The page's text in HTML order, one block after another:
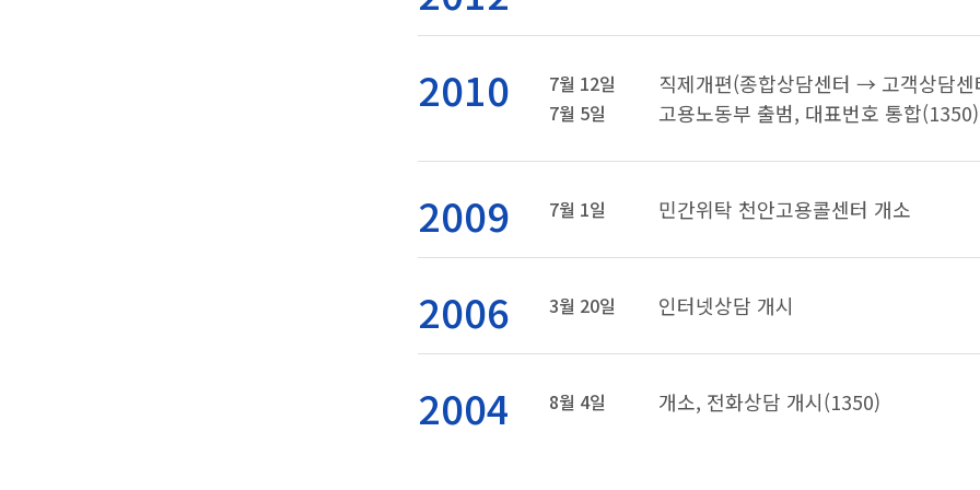
2010 7월 12일 직제개편(종합상담센터 → 고객상담센
7월 5일 고용노동부 출범, 대표번호 통합(1350)
2009 7월 1일 민간위탁 천안고용콜센터 개소
2006 3월 20일 인터넷상담 개시
2004 8월 4일 개소, 전화상담 개시(1350)